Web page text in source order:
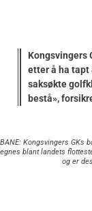
Kongsvingers
etter å ha
saksøkte
bestå»,
Kongsvingers GKs
blant landets
og er